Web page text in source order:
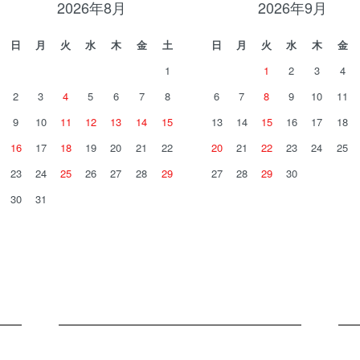
2026年8月
日 月 火 水 木 金
土
1
2
3 4 5 6 7
8
9
10 11 12 13 14
15
16
17 18 19 20 21
22
23
24 25 26 27 28
29
30
31
2026年9月
日 月 火 水 木 金
1
2 3 4
6
7 8 9 10 11
13
14 15 16 17 18
20
21 22 23 24 25
27
28 29 30